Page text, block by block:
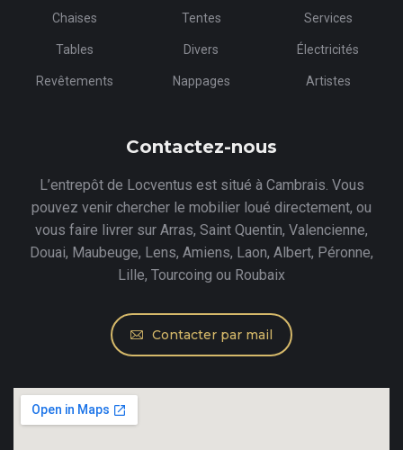
Chaises
Tables
Revêtements
Tentes
Divers
Nappages
Services
Électricités
Artistes
Contactez-nous
L’entrepôt de Locventus est situé à Cambrais. Vous
pouvez venir chercher le mobilier loué directement, ou
vous faire livrer sur Arras, Saint Quentin, Valencienne,
Douai, Maubeuge, Lens, Amiens, Laon, Albert, Péronne,
Lille, Tourcoing ou Roubaix
Contacter par mail